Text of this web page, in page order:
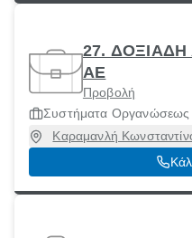
27.
ΑΕ
Προβολή
Συστήματα Οργανώσεως
Καραμανλή